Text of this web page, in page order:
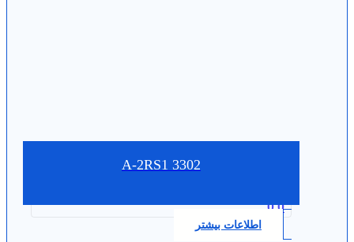
3302 A-2RS1
0.0
اطلاعات بیشتر